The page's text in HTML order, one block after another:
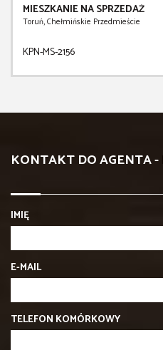
MIESZKANIE NA SPRZEDAŻ
Toruń, Chełmińskie Przedmieście
KPN-MS-2156
KONTAKT DO AGENTA -
IMIĘ
E-MAIL
TELEFON KOMÓRKOWY